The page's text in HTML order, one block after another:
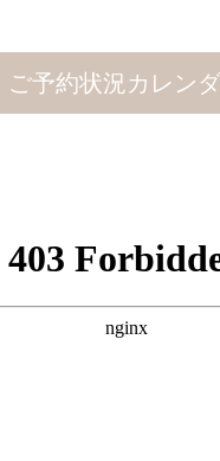
ご予約状況カレン